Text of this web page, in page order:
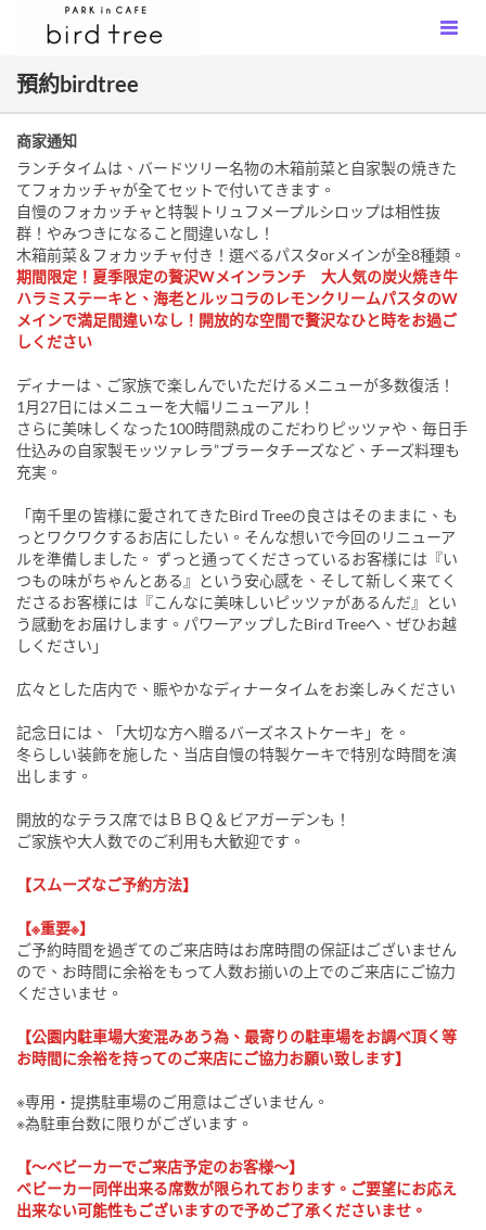
預約birdtree
商家通知
ランチタイムは、バードツリー名物の木箱前菜と自家製の焼きた
てフォカッチャが全てセットで付いてきます。
自慢のフォカッチャと特製トリュフメープルシロップは相性抜
群！やみつきになること間違いなし！
木箱前菜＆フォカッチャ付き！選べるパスタorメインが全8種類。
期間限定！夏季限定の贅沢Wメインランチ 大人気の炭火焼き牛
ハラミステーキと、海老とルッコラのレモンクリームパスタのW
メインで満足間違いなし！開放的な空間で贅沢なひと時をお過ご
しください
ディナーは、ご家族で楽しんでいただけるメニューが多数復活！
1月27日にはメニューを大幅リニューアル！
さらに美味しくなった100時間熟成のこだわりピッツァや、毎日手
仕込みの自家製モッツァレラ”ブラータチーズなど、チーズ料理も
充実。
「南千里の皆様に愛されてきたBird Treeの良さはそのままに、も
っとワクワクするお店にしたい。そんな想いで今回のリニューア
ルを準備しました。 ずっと通ってくださっているお客様には『い
つもの味がちゃんとある』という安心感を、そして新しく来てく
ださるお客様には『こんなに美味しいピッツァがあるんだ』とい
う感動をお届けします。パワーアップしたBird Treeへ、ぜひお越
しください」
広々とした店内で、賑やかなディナータイムをお楽しみください
記念日には、「大切な方へ贈るバーズネストケーキ」を。
冬らしい装飾を施した、当店自慢の特製ケーキで特別な時間を演
出します。
開放的なテラス席ではＢＢＱ＆ビアガーデンも！
ご家族や大人数でのご利用も大歓迎です。
【スムーズなご予約方法】
【※重要※】
ご予約時間を過ぎてのご来店時はお席時間の保証はございません
ので、お時間に余裕をもって人数お揃いの上でのご来店にご協力
くださいませ。
【公園内駐車場大変混みあう為、最寄りの駐車場をお調べ頂く等
お時間に余裕を持ってのご来店にご協力お願い致します】
※専用・提携駐車場のご用意はございません。
※為駐車台数に限りがございます。
【～ベビーカーでご来店予定のお客様～】
ベビーカー同伴出来る席数が限られております。ご要望にお応え
出来ない可能性もございますので予めご了承くださいませ。